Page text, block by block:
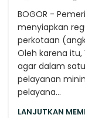
BOGOR -
menyiapkan
perkotaan
Oleh karena
agar dalam
pelayanan
pelayana...
LANJUTKAN